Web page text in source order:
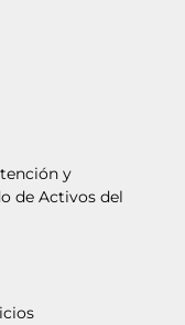
y
de Activos del